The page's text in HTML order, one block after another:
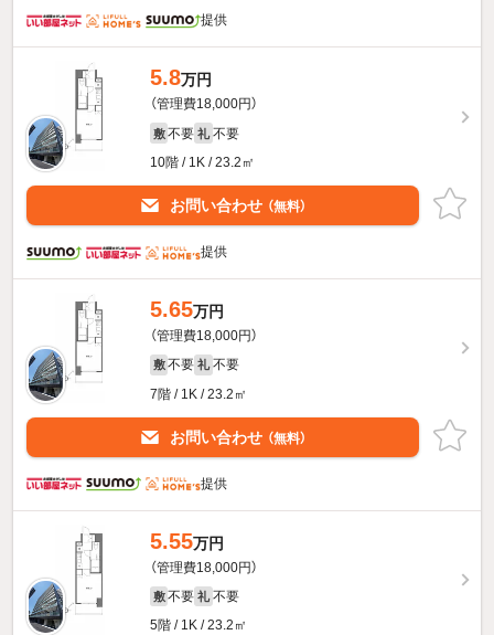
提供
5.8万円
（管理費18,000円）
敷 不要 礼 不要
10階 / 1K / 23.2㎡
お問い合わせ （無料）
提供
5.65万円
（管理費18,000円）
敷 不要 礼 不要
7階 / 1K / 23.2㎡
お問い合わせ （無料）
提供
5.55万円
（管理費18,000円）
敷 不要 礼 不要
5階 / 1K / 23.2㎡